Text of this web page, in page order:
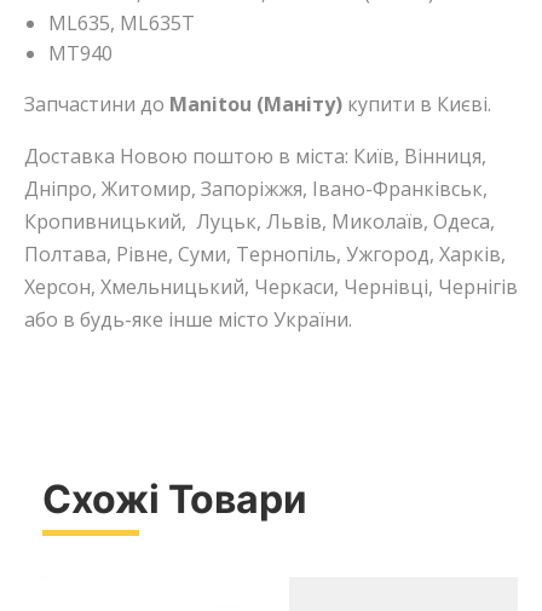
ML635, ML635T
MT940
Запчастини до Manitou (Маніту) купити в Києві.
Доставка Новою поштою в міста: Київ, Вінниця,
Дніпро, Житомир, Запоріжжя, Івано-Франківськ,
Кропивницький, Луцьк, Львів, Миколаїв, Одеса,
Полтава, Рівне, Суми, Тернопіль, Ужгород, Харків,
Херсон, Хмельницький, Черкаси, Чернівці, Чернігів
або в будь-яке інше місто України.
Схожі Товари